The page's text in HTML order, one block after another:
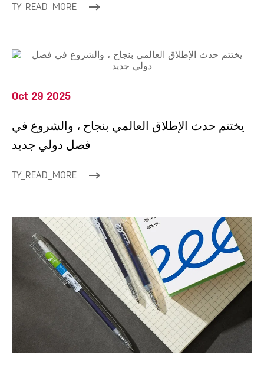
TY_READ_MORE
Oct 29 2025
يختتم حدث الإطلاق العالمي بنجاح ، والشروع في
فصل دولي جديد
TY_READ_MORE